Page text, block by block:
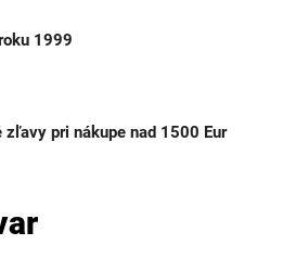
1999
zľavy pri nákupe nad 1500 Eur